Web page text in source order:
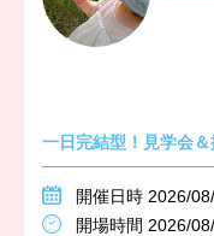
一日完結型！見学会＆
開催日時 2026/
開場時間 2026/